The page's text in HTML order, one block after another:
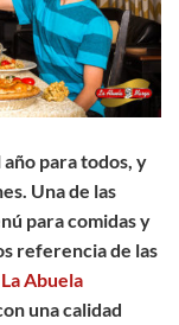
año para todos, y
Una de las
para comidas y
referencia de las
La Abuela
una calidad